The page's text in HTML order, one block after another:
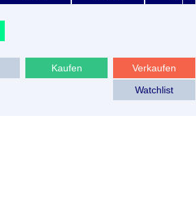
Verkaufen
Kaufen
Watchlist